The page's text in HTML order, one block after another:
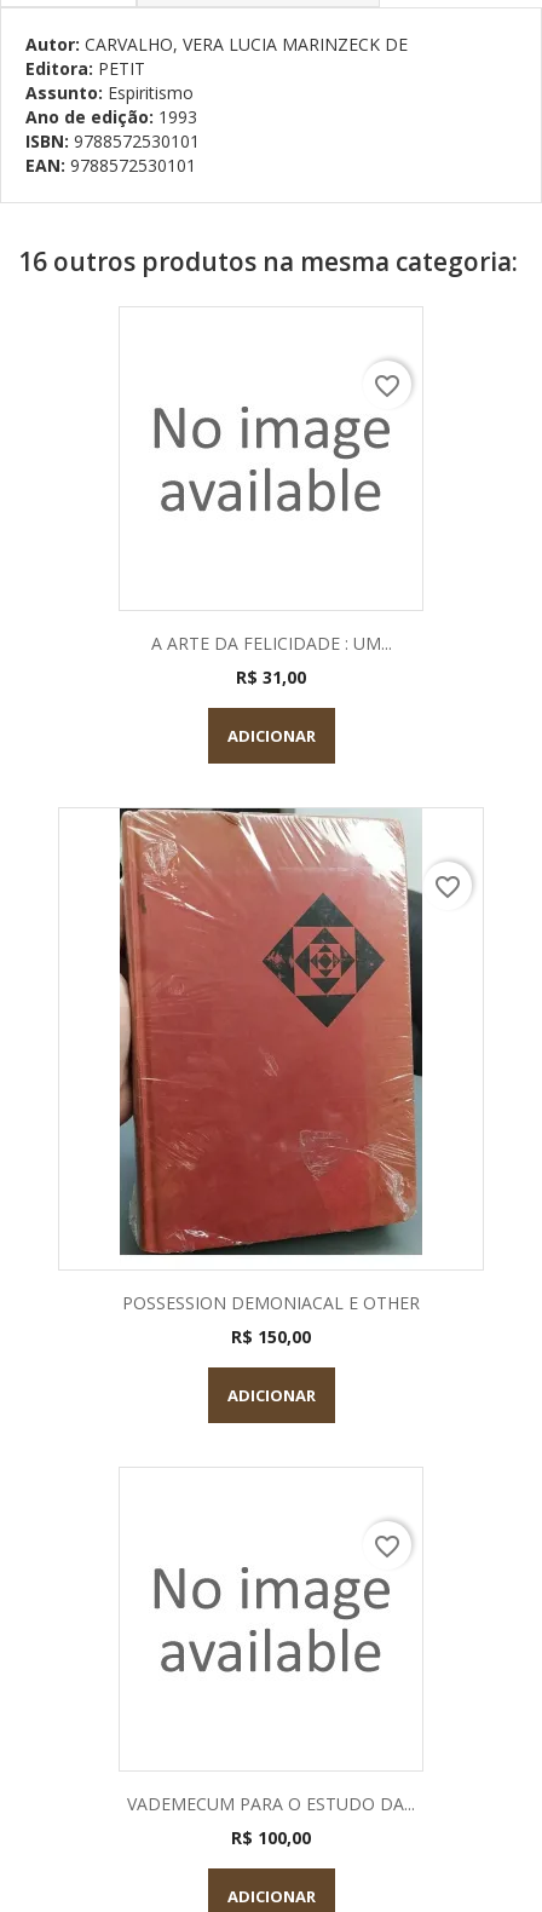
Autor: CARVALHO, VERA LUCIA MARINZECK DE
Editora: PETIT
Assunto: Espiritismo
Ano de edição: 1993
ISBN: 9788572530101
EAN: 9788572530101
16 outros produtos na mesma categoria:
A ARTE DA FELICIDADE : UM...
R$ 31,00
ADICIONAR
favorite_border
POSSESSION DEMONIACAL E OTHER
R$ 150,00
ADICIONAR
favorite_border
VADEMECUM PARA O ESTUDO DA...
R$ 100,00
ADICIONAR
favorite_border